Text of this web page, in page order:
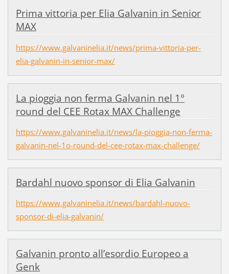
Prima vittoria per Elia Galvanin in Senior
MAX
https://www.galvaninelia.it/news/prima-vittoria-per-
elia-galvanin-in-senior-max/
La pioggia non ferma Galvanin nel 1°
round del CEE Rotax MAX Challenge
https://www.galvaninelia.it/news/la-pioggia-non-ferma-
galvanin-nel-1o-round-del-cee-rotax-max-challenge/
Bardahl nuovo sponsor di Elia Galvanin
https://www.galvaninelia.it/news/bardahl-nuovo-
sponsor-di-elia-galvanin/
Galvanin pronto all’esordio Europeo a
Genk